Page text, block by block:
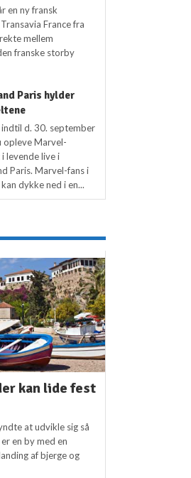
en ny fransk
France fra
mellem
franske storby
Paris hylder
d. 30. september
opleve Marvel-
levende live i
Paris. Marvel-fans i
dykke ned i en...
kan lide fest
at udvikle sig så
en by med en
af bjerge og